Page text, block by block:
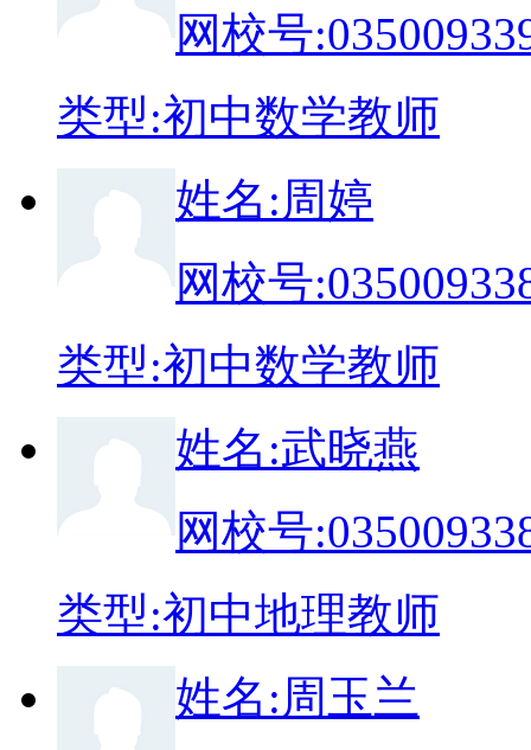
网校号:
类型:初中数学教师
姓名:周婷
网校号:
类型:初中数学教师
姓名:武晓燕
网校号:
类型:初中地理教师
姓名:周玉兰